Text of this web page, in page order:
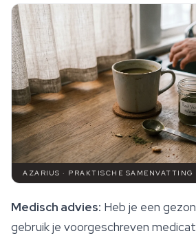
AZARIUS · PRAKTISCHE SAMENVATTING
Medisch advies: Heb je een
gebruik je voorgeschreven